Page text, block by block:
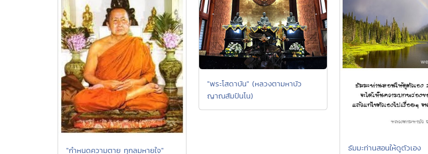
"กำหนดความตาย ทุกลมหายใจ"
"พระโสดาบัน" (หลวงตามหาบัว
ญาณสัมปันโน)
ธัมมะท่านสอนให้ดูตัวเอง